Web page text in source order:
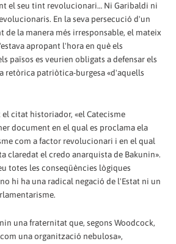
el seu tint revolucionari… Ni Garibaldi ni
En la seva persecució d'un
de la manera més irresponsable, el mateix
apropant l'hora en què els
països es veurien obligats a defensar els
retòrica patriòtica-burgesa «d'aquells
el citat historiador, «el Catecisme
document en el qual es proclama ela
com a factor revolucionari i en el qual
claredat el credo anarquista de Bakunin».
totes les conseqüències lògiques
hi ha una radical negació de l'Estat ni un
una fraternitat que, segons Woodcock,
una organització nebulosa»,